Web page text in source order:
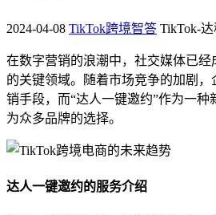
2024-04-08 TikTok跨境智答 TikTok-
在数字营销的浪潮中，社交媒体已
的关键领域。随着市场竞争的加剧
销手段，而“达人一键邀约”作为一
为众多品牌的选择。
达人一键邀约的服务介绍